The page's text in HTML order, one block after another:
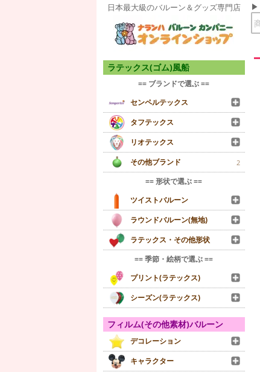
日本最大級のバルーン＆グッズ専門店
ラテックス(ゴム)風船
== ブランドで選ぶ ==
センペルテックス
タフテックス
リオテックス
その他ブランド
2
== 形状で選ぶ ==
ツイストバルーン
ラウンドバルーン(無地)
ラテックス・その他形状
== 季節・絵柄で選ぶ ==
プリント(ラテックス)
シーズン(ラテックス)
フィルム(その他素材)バルーン
デコレーション
キャラクター